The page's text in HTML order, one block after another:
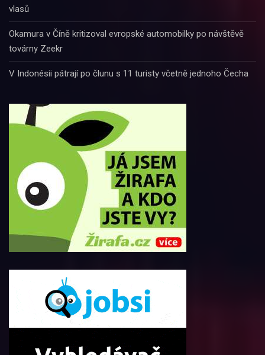
vlasů
Okamura v Číně kritizoval evropské automobilky po návštěvě
továrny Zeekr
V Indonésii pátrají po člunu s 11 turisty včetně jednoho Čecha